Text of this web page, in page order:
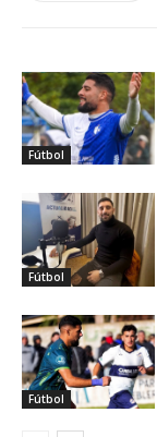
Fútbol
Fútbol
Fútbol